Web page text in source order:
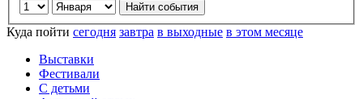
Куда пойти сегодня завтра в выходные в этом месяце
Выставки
Фестивали
С детьми